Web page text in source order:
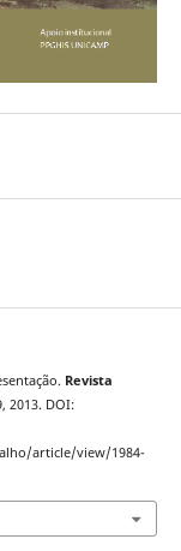
Revista
2013. DOI:
article/view/1984-